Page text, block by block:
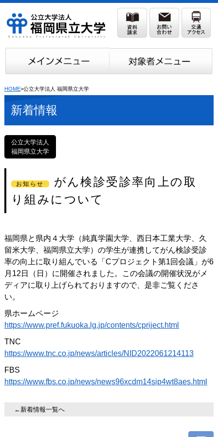
HOME>公立大学法人 福岡県立大学
新着情報
公立大学法人
福岡県立大学
お知らせ
がん検診受診率向上の取
り組みについて
福岡県と県内４大学（純真学園大学、西日本工業大学、久
留米大学、福岡県立大学）の学生が連携してがん検診受診
率の向上に取り組んでいる「Cプロジェクト第1回会議」が6
月12日（日）に開催されました。この会議の開催状況がメ
ディアに取り上げられておりますので、是非ご覧くださ
い。
県ホームページ
https://www.pref.fukuoka.lg.jp/contents/cpriject.html
TNC
https://www.tnc.co.jp/news/articles/NID2022061214113
FBS
https://www.fbs.co.jp/news/news96xcdm14sip4wt8aes.html
←新着情報一覧へ